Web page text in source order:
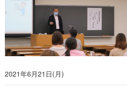
2021年6月21日(月)